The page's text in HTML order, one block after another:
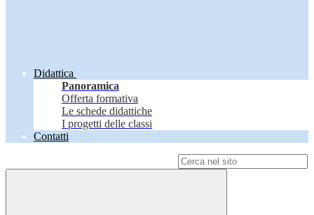
Didattica
Panoramica
Offerta formativa
Le schede didattiche
I progetti delle classi
Contatti